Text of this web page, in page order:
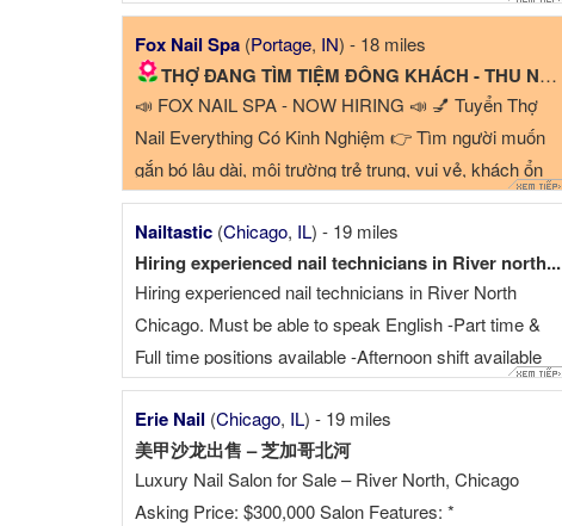
Fox Nail Spa (Portage, IN) - 18 miles
THỢ ĐANG TÌM TIỆM ĐÔNG KHÁCH - THU NHẬP CAO 2500$/weeks...
📣 FOX NAIL SPA - NOW HIRING 📣 💅 Tuyển Thợ
Nail Everything Có Kinh Nghiệm 👉 Tìm người muốn
gắn bó lâu dài, môi trường trẻ trung, vui vẻ, khách ổn
định, ...
Nailtastic (Chicago, IL) - 19 miles
Hiring experienced nail technicians in River north...
Hiring experienced nail technicians in River North
Chicago. Must be able to speak English -Part time &
Full time positions available -Afternoon shift available
(3pm-8pm) 📍River North 🚊Close to Purple & Brown
line 🅿️ Shared parking available Call or text ☎
Erie Nail (Chicago, IL) - 19 miles
美甲沙龙出售 – 芝加哥北河
Luxury Nail Salon for Sale – River North, Chicago
Asking Price: $300,000 Salon Features: *